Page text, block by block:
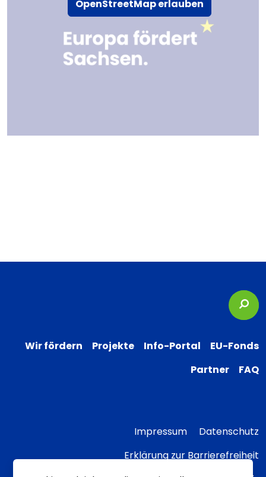
OpenStreetMap erlauben
Wir fördern Projekte Info-Portal
EU-Fonds
Partner
FAQ
Impressum
Datenschutz
Erklärung zur Barrierefreiheit